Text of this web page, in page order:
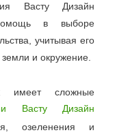
Васту Дизайн
в выборе
учитывая его
и окружение.
имеет сложные
Васту Дизайн
озеленения и